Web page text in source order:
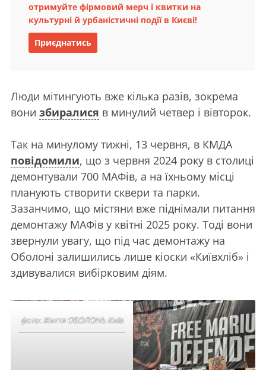
отримуйте фірмовий мерч і квитки на
культурні й урбаністичні події в Києві!
Приєднатись
Люди мітингують вже кілька разів, зокрема
вони збиралися в минулий четвер і вівторок.
Так на минулому тижні, 13 червня, в КМДА
повідомили, що з червня 2024 року в столиці
демонтували 700 МАФів, а на їхньому місці
планують створити сквери та парки.
Зазанчимо, що містяни вже піднімали питання
демонтажу МАФів у квітні 2025 року. Тоді вони
звернули увагу, що під час демонтажу на
Оболоні залишились лише кіоски «Київхліб» і
здивувалися вибірковим діям.
фото: Життя ОБОЛОНЬ Київ